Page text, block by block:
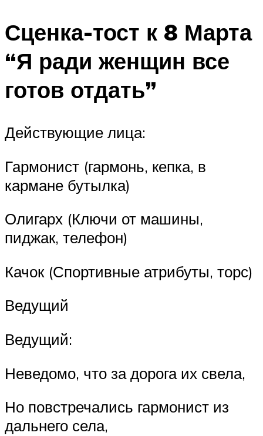
Сценка-тост к 8 Марта
“Я ради женщин все
готов отдать”
Действующие лица:
Гармонист (гармонь, кепка, в
кармане бутылка)
Олигарх (Ключи от машины,
пиджак, телефон)
Качок (Спортивные атрибуты, торс)
Ведущий
Ведущий:
Неведомо, что за дорога их свела,
Но повстречались гармонист из
дальнего села,